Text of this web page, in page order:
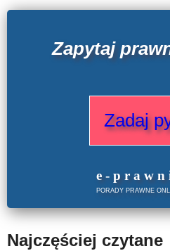
Zapytaj
Zadaj
e -
PORADY PRAWNE
Najczęściej czytane